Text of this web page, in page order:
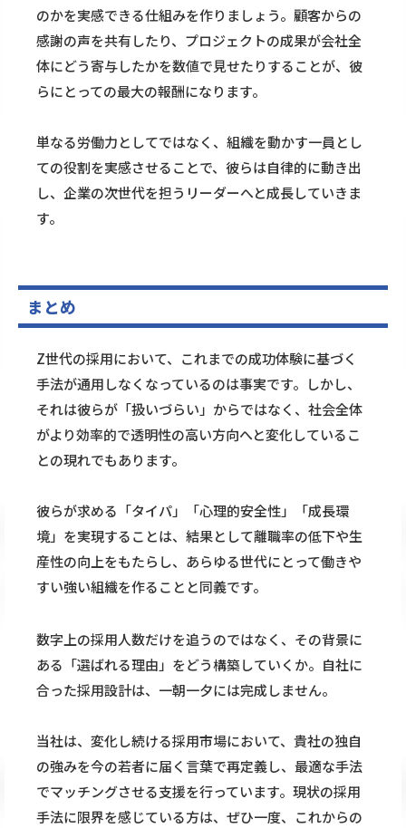
のかを実感できる仕組みを作りましょう。顧客からの
感謝の声を共有したり、プロジェクトの成果が会社全
体にどう寄与したかを数値で見せたりすることが、彼
らにとっての最大の報酬になります。
単なる労働力としてではなく、組織を動かす一員とし
ての役割を実感させることで、彼らは自律的に動き出
し、企業の次世代を担うリーダーへと成長していきま
す。
まとめ
Z世代の採用において、これまでの成功体験に基づく
手法が通用しなくなっているのは事実です。しかし、
それは彼らが「扱いづらい」からではなく、社会全体
がより効率的で透明性の高い方向へと変化しているこ
との現れでもあります。
彼らが求める「タイパ」「心理的安全性」「成長環
境」を実現することは、結果として離職率の低下や生
産性の向上をもたらし、あらゆる世代にとって働きや
すい強い組織を作ることと同義です。
数字上の採用人数だけを追うのではなく、その背景に
ある「選ばれる理由」をどう構築していくか。自社に
合った採用設計は、一朝一夕には完成しません。
当社は、変化し続ける採用市場において、貴社の独自
の強みを今の若者に届く言葉で再定義し、最適な手法
でマッチングさせる支援を行っています。現状の採用
手法に限界を感じている方は、ぜひ一度、これからの